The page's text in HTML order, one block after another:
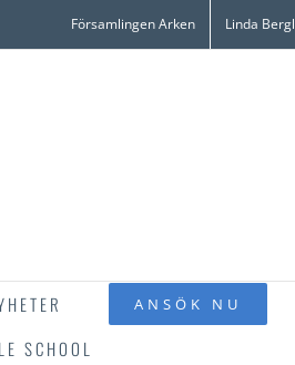
Församlingen Arken Linda
ANSÖK NU
SCHOOL